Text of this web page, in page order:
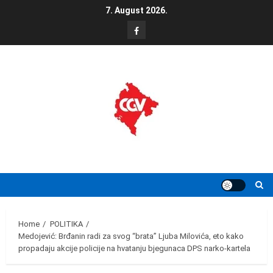
7. August 2026.
FB
Home
POLITIKA
Medojević: Brđanin radi za svog “brata” Ljuba Milovića, eto kako
propadaju akcije policije na hvatanju bjegunaca DPS narko-kartela